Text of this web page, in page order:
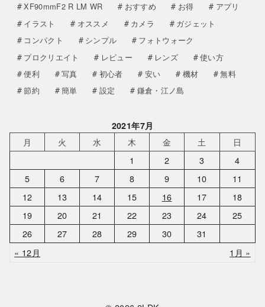
XF90mmF2 R LM WR
おすすめ お得
アプリ
イラスト
オススメ カメラ
ガジェット
コンパクト
シンプル
フォトウォーク
プロクリエイト
レビュー レンズ
使い方
便利
写真 初心者 安い 機材
無料
節約
簡単 設定 鎌倉・江ノ島
2021年7月
月 火 水 木 金 土
日
1
2 3
4
5
6 7 8 9 10
11
12
13 14 15 16 17
18
19
20 21 22 23 24
25
26
27 28 29 30
31
« 12月
1月 »